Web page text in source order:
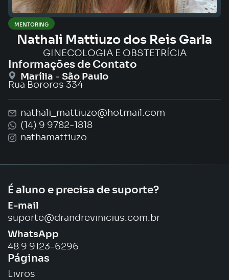
MENTORING
Nathali Mattiuzo dos Reis Garla
GINECOLOGIA E OBSTETRÍCIA
Informações de Contato
Marília - São Paulo
Rua Bororos 334
nathali_mattiuzo@hotmail.com
(14) 9 9782-1818
nathamattiuzo
É aluno e precisa de suporte?
E-mail
suporte@drandrevinicius.com.br
WhatsApp
48 9 9123-6296
Páginas
Livros